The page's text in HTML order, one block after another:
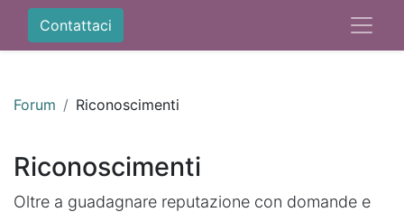
Contattaci
Forum Riconoscimenti
Riconoscimenti
Oltre a guadagnare reputazione con domande e